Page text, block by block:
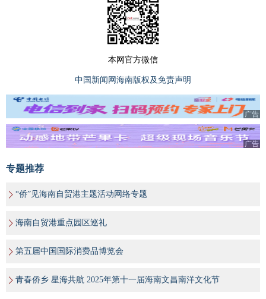
本网官方微信
中国新闻网海南版权及免责声明
广告
广告
专题推荐
“侨”见海南自贸港主题活动网络专题
海南自贸港重点园区巡礼
第五届中国国际消费品博览会
青春侨乡 星海共航 2025年第十一届海南文昌南洋文化节